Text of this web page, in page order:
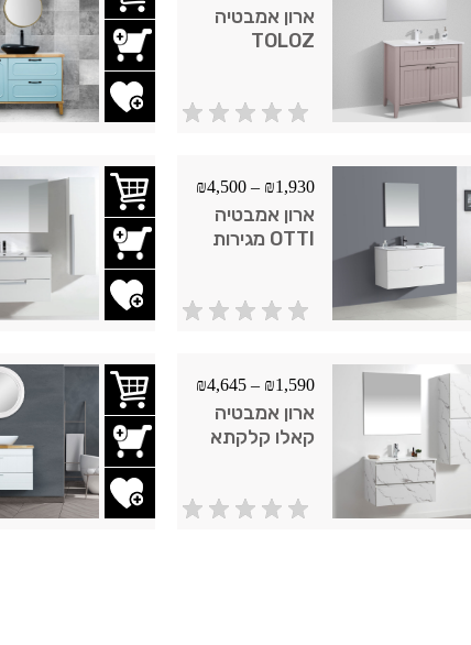
ארון אמבטיה
TOLOZ
₪1,930
–
₪4,500
ארון אמבטיה
OTTI מגירות
₪1,590
–
₪4,645
ארון אמבטיה
קאלו קלקתא
מהמלאי